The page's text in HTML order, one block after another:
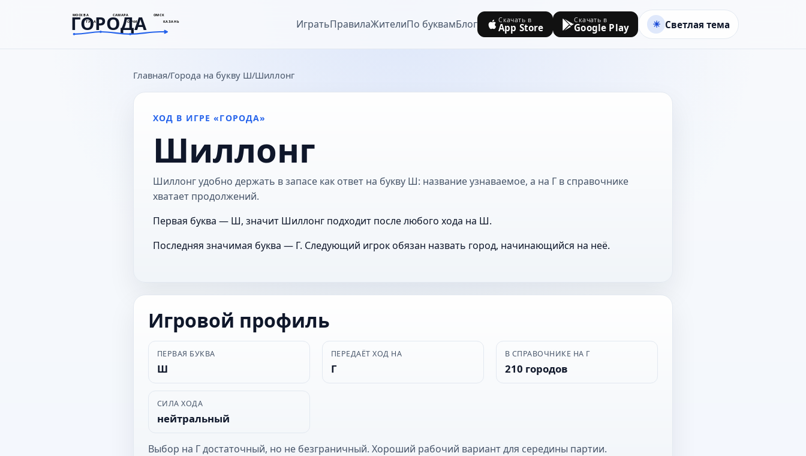
МОСКВА САМАРА ОМСК
ТУЛА СОЧИ КАЗАНЬ
ГОРОДА
goroda-na.ru ИгратьПравилаЖителиПо буквамБлог Скачать в
App Store
Скачать в
Google Play Светлая тема
Главная Города на букву Ш Шиллонг
ХОД В ИГРЕ «ГОРОДА»
Шиллонг
Шиллонг удобно держать в запасе как ответ на букву Ш: название узнаваемое, а на Г в справочнике
хватает продолжений.
Первая буква — Ш, значит Шиллонг подходит после любого хода на Ш.
Последняя значимая буква — Г. Следующий игрок обязан назвать город, начинающийся на неё.
Игровой профиль
ПЕРВАЯ БУКВА
Ш
ПЕРЕДАЁТ ХОД НА
Г
В СПРАВОЧНИКЕ НА Г
210 городов
СИЛА ХОДА
нейтральный
Выбор на Г достаточный, но не безграничный. Хороший рабочий вариант для середины партии.